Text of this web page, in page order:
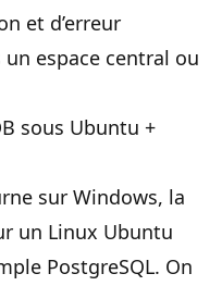
et d’erreur
espace central ou
sous Ubuntu +
sur Windows, la
un Linux Ubuntu
PostgreSQL. On